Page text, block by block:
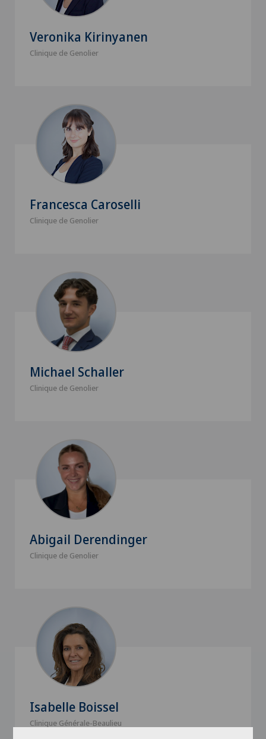
Veronika Kirinyanen
Clinique de Genolier
Francesca Caroselli
Clinique de Genolier
Michael Schaller
Clinique de Genolier
Abigail Derendinger
Clinique de Genolier
Isabelle Boissel
Clinique Générale-Beaulieu